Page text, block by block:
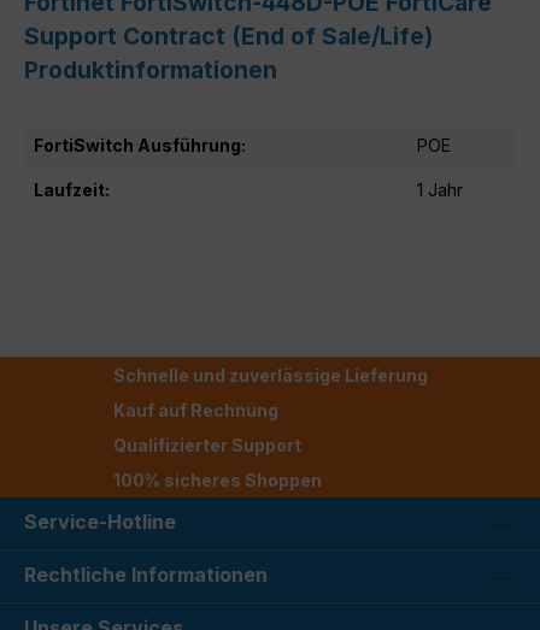
Support Contract (End of Sale/Life)
Produktinformationen
FortiSwitch Ausführung: POE
Laufzeit: 1 Jahr
Schnelle und zuverlässige Lieferung
Kauf auf Rechnung
Qualifizierter Support
100% sicheres Shoppen
Service-Hotline
Rechtliche Informationen